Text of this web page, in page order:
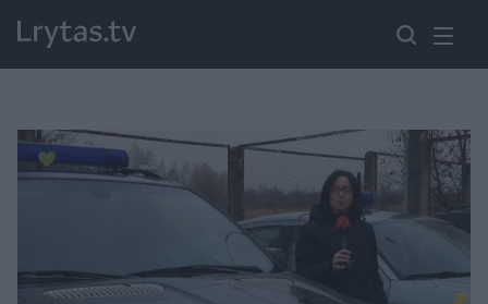
Paremkite Ukrainą